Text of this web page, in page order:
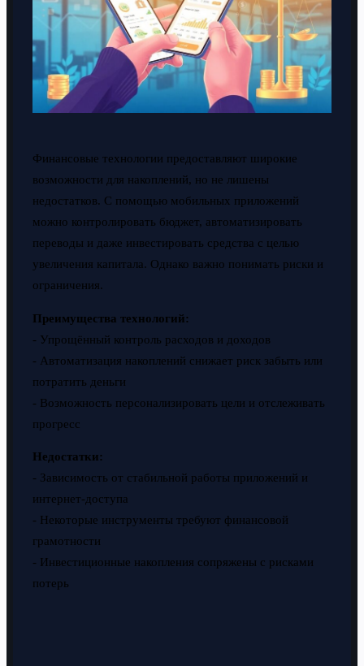
Финансовые технологии предоставляют широкие
возможности для накоплений, но не лишены
недостатков. С помощью мобильных приложений
можно контролировать бюджет, автоматизировать
переводы и даже инвестировать средства с целью
увеличения капитала. Однако важно понимать риски и
ограничения.
Преимущества технологий:
- Упрощённый контроль расходов и доходов
- Автоматизация накоплений снижает риск забыть или
потратить деньги
- Возможность персонализировать цели и отслеживать
прогресс
Недостатки:
- Зависимость от стабильной работы приложений и
интернет-доступа
- Некоторые инструменты требуют финансовой
грамотности
- Инвестиционные накопления сопряжены с рисками
потерь